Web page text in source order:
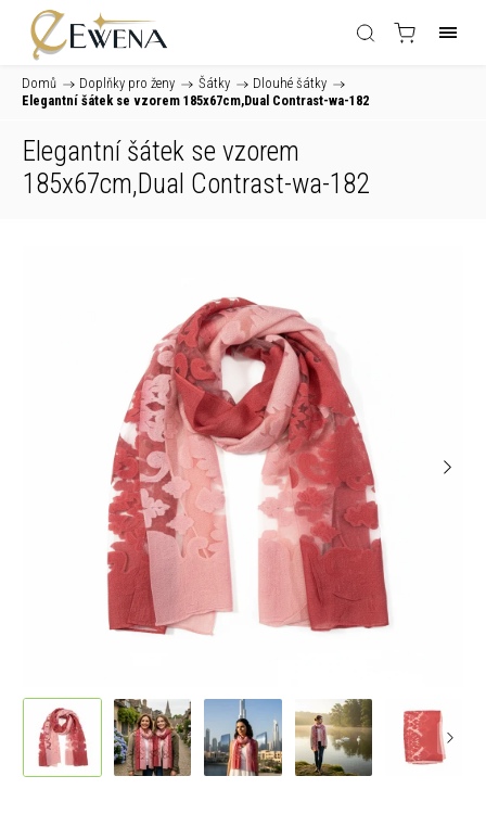
Domů / Doplňky pro ženy / Šátky / Dlouhé šátky /
Elegantní šátek se vzorem 185x67cm,Dual Contrast-wa-182
Elegantní šátek se vzorem
185x67cm,Dual Contrast-wa-182